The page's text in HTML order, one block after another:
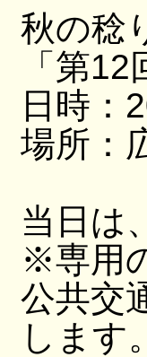
秋の稔
「第
日時
場所：
当日は
※専用
公共交
します。